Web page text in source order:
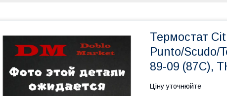
Термостат
Punto/Scudo/
89-09 (87C),
Ціну уточнюйте